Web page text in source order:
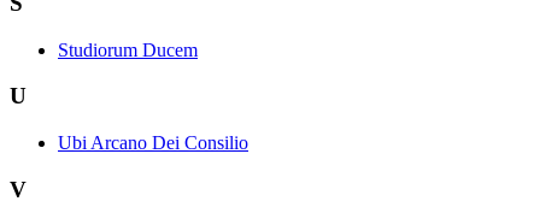
Studiorum Ducem
U
Ubi Arcano Dei Consilio
V